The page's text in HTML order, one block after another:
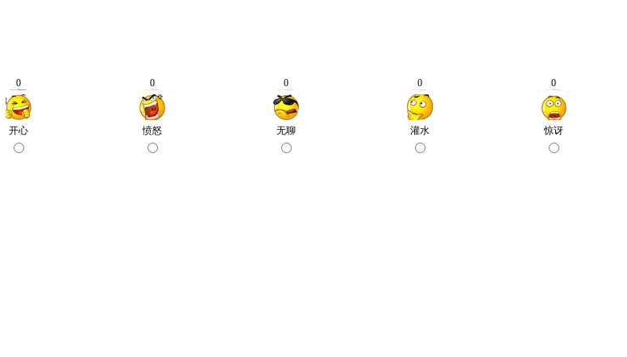
0
开心
0
愤怒
0
无聊
0
灌水
0
惊讶